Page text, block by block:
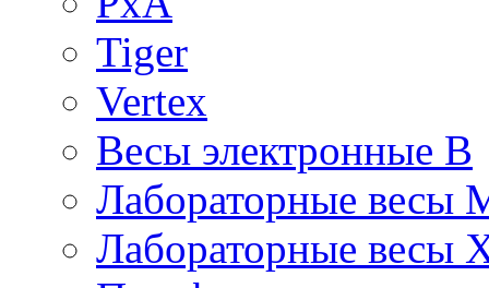
Tiger
Vertex
Весы электронные B
Лабораторные весы
Лабораторные весы